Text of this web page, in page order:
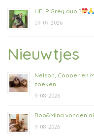
HELP Grey aub!?
19-07-2026
Nieuwtjes
Nelson, Cooper en
zoeken
9-08-2026
Bob&Mina vonden
9-08-2026